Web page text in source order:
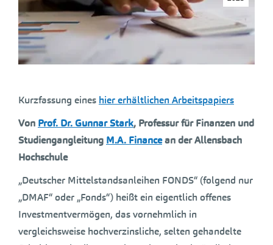
Kurzfassung eines hier erhältlichen Arbeitspapiers
Von Prof. Dr. Gunnar Stark, Professur für Finanzen und
Studiengangleitung M.A. Financean der Allensbach
Hochschule
„Deutscher Mittelstandsanleihen FONDS“ (folgend nur
„DMAF“ oder „Fonds“) heißt ein eigentlich offenes
Investmentvermögen, das vornehmlich in
vergleichsweise hochverzinsliche, selten gehandelte